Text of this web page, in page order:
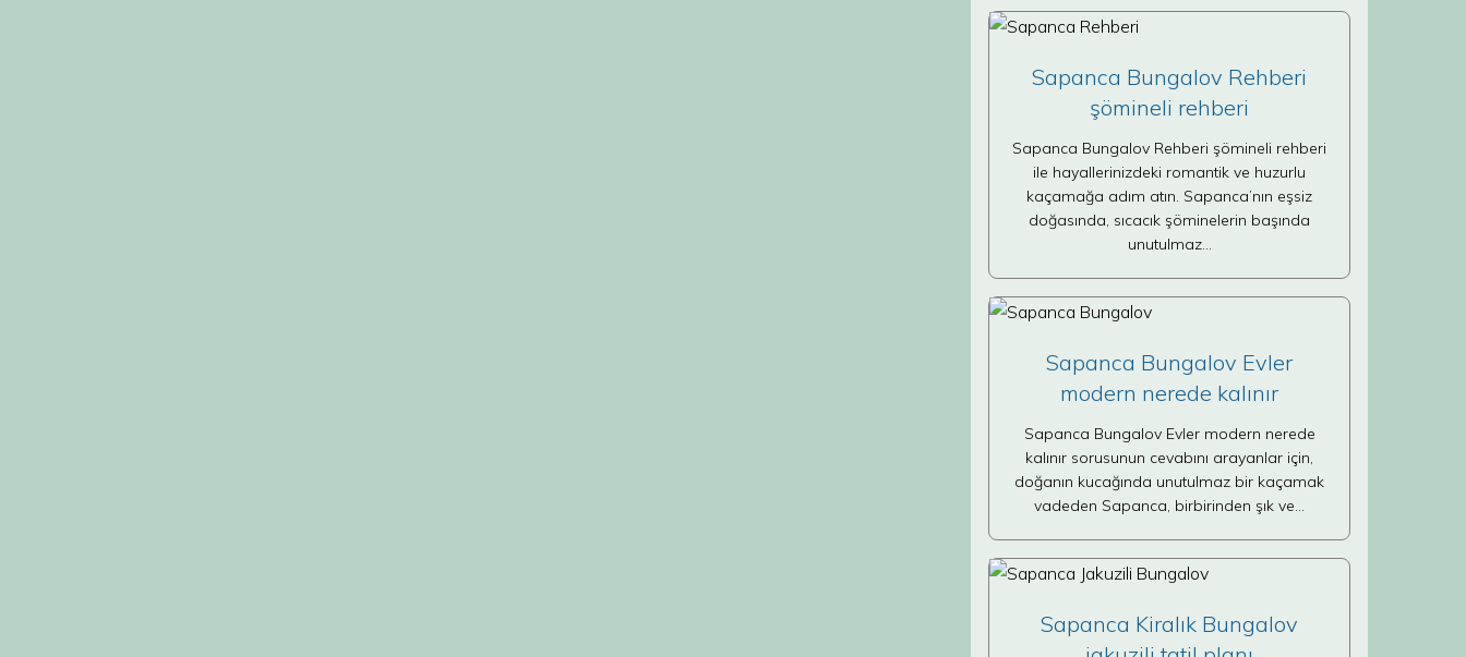
Sapanca Bungalov Rehberi
şömineli rehberi
Sapanca Bungalov Rehberi şömineli rehberi
ile hayallerinizdeki romantik ve huzurlu
kaçamağa adım atın. Sapanca’nın eşsiz
doğasında, sıcacık şöminelerin başında
unutulmaz…
Sapanca Bungalov Evler
modern nerede kalınır
Sapanca Bungalov Evler modern nerede
kalınır sorusunun cevabını arayanlar için,
doğanın kucağında unutulmaz bir kaçamak
vadeden Sapanca, birbirinden şık ve…
Sapanca Kiralık Bungalov